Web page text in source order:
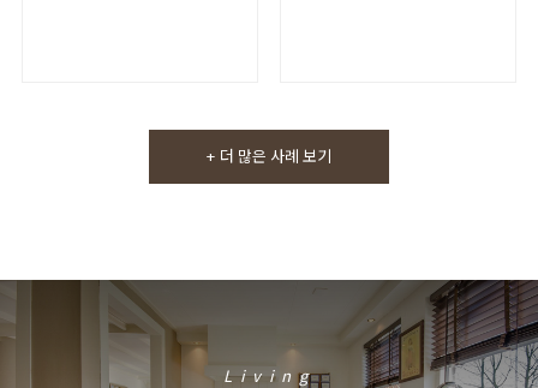
+ 더 많은 사례 보기
Living